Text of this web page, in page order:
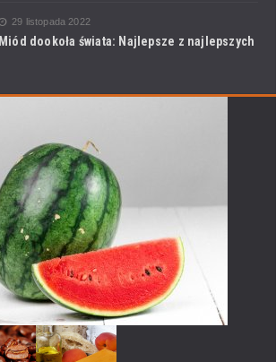
29 listopada 2022
Miód dookoła świata: Najlepsze z najlepszych